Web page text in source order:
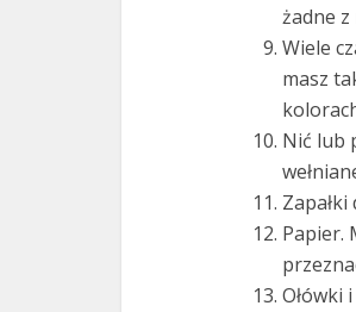
żadne
Wiele
masz
Nić lub
Papier.
Ołówki